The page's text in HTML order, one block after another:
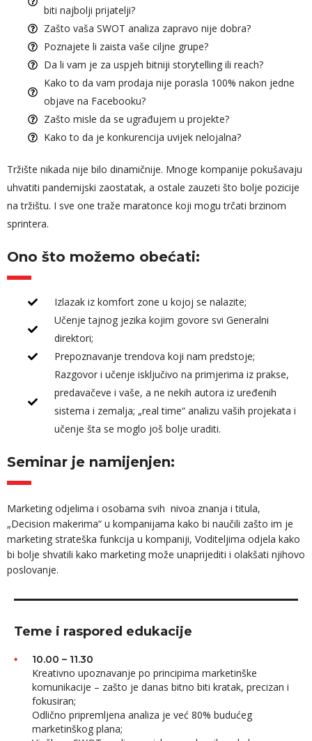
biti najbolji prijatelji?
Zašto vaša SWOT analiza zapravo nije dobra?
Poznajete li zaista vaše ciljne grupe?
Da li vam je za uspjeh bitniji storytelling ili reach?
Kako to da vam prodaja nije porasla 100% nakon jedne
objave na Facebooku?
Zašto misle da se ugrađujem u projekte?
Kako to da je konkurencija uvijek nelojalna?
Tržište nikada nije bilo dinamičnije. Mnoge kompanije pokušavaju
uhvatiti pandemijski zaostatak, a ostale zauzeti što bolje pozicije
na tržištu. I sve one traže maratonce koji mogu trčati brzinom
sprintera.
Ono što možemo obećati:
Izlazak iz komfort zone u kojoj se nalazite;
Učenje tajnog jezika kojim govore svi Generalni
direktori;
Prepoznavanje trendova koji nam predstoje;
Razgovor i učenje isključivo na primjerima iz prakse,
predavačeve i vaše, a ne nekih autora iz uređenih
sistema i zemalja; „real time“ analizu vaših projekata i
učenje šta se moglo još bolje uraditi.
Seminar je namijenjen:
Marketing odjelima i osobama svih nivoa znanja i titula,
„Decision makerima“ u kompanijama kako bi naučili zašto im je
marketing strateška funkcija u kompaniji, Voditeljima odjela kako
bi bolje shvatili kako marketing može unaprijediti i olakšati njihovo
poslovanje.
Teme i raspored edukacije
10.00 – 11.30
Kreativno upoznavanje po principima marketinške
komunikacije – zašto je danas bitno biti kratak, precizan i
fokusiran;
Odlično pripremljena analiza je već 80% budućeg
marketinškog plana;